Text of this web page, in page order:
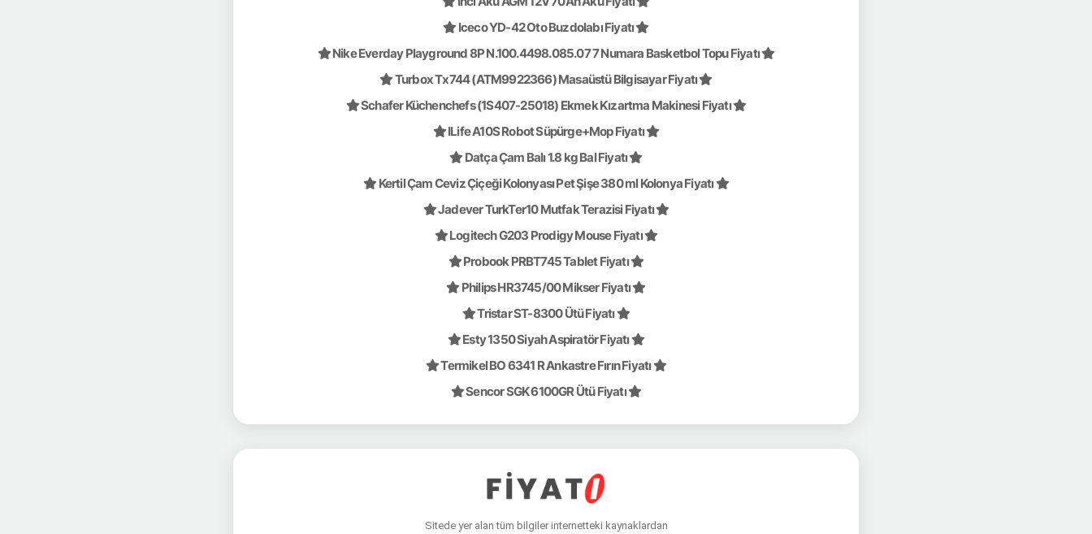
Iceco YD-42 Oto Buzdolabı Fiyatı
Nike Everday Playground 8P N.100.4498.085.07 7 Numara Basketbol Topu Fiyatı
Turbox Tx744 (ATM9922366) Masaüstü Bilgisayar Fiyatı
Schafer Küchenchefs (1S407-25018) Ekmek Kızartma Makinesi Fiyatı
ILife A10S Robot Süpürge+Mop Fiyatı
Datça Çam Balı 1.8 kg Bal Fiyatı
Kertil Çam Ceviz Çiçeği Kolonyası Pet Şişe 380 ml Kolonya Fiyatı
Jadever TurkTer10 Mutfak Terazisi Fiyatı
Logitech G203 Prodigy Mouse Fiyatı
Probook PRBT745 Tablet Fiyatı
Philips HR3745/00 Mikser Fiyatı
Tristar ST-8300 Ütü Fiyatı
Esty 1350 Siyah Aspiratör Fiyatı
Termikel BO 6341 R Ankastre Fırın Fiyatı
Sencor SGK 6100GR Ütü Fiyatı
Sitede yer alan tüm bilgiler internetteki kaynaklardan